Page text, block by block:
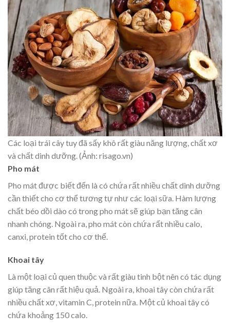
Các loại trái cây tuy đã sấy khô rất giàu năng lượng, chất xơ
và chất dinh dưỡng. (Ảnh: risago.vn)
Pho mát
Pho mát được biết đến là có chứa rất nhiều chất dinh dưỡng
cần thiết cho cơ thể tương tự như các loại sữa. Hàm lượng
chất béo dồi dào có trong pho mát sẽ giúp bạn tăng cân
nhanh chóng. Ngoài ra, pho mát còn chứa rất nhiều calo,
canxi, protein tốt cho cơ thể.
Khoai tây
Là một loại củ quen thuộc và rất giàu tinh bột nên có tác dụng
giúp tăng cân rất hiệu quả. Ngoài ra, khoai tây còn chứa rất
nhiều chất xơ, vitamin C, protein nữa. Một củ khoai tây có
chứa khoảng 150 calo.